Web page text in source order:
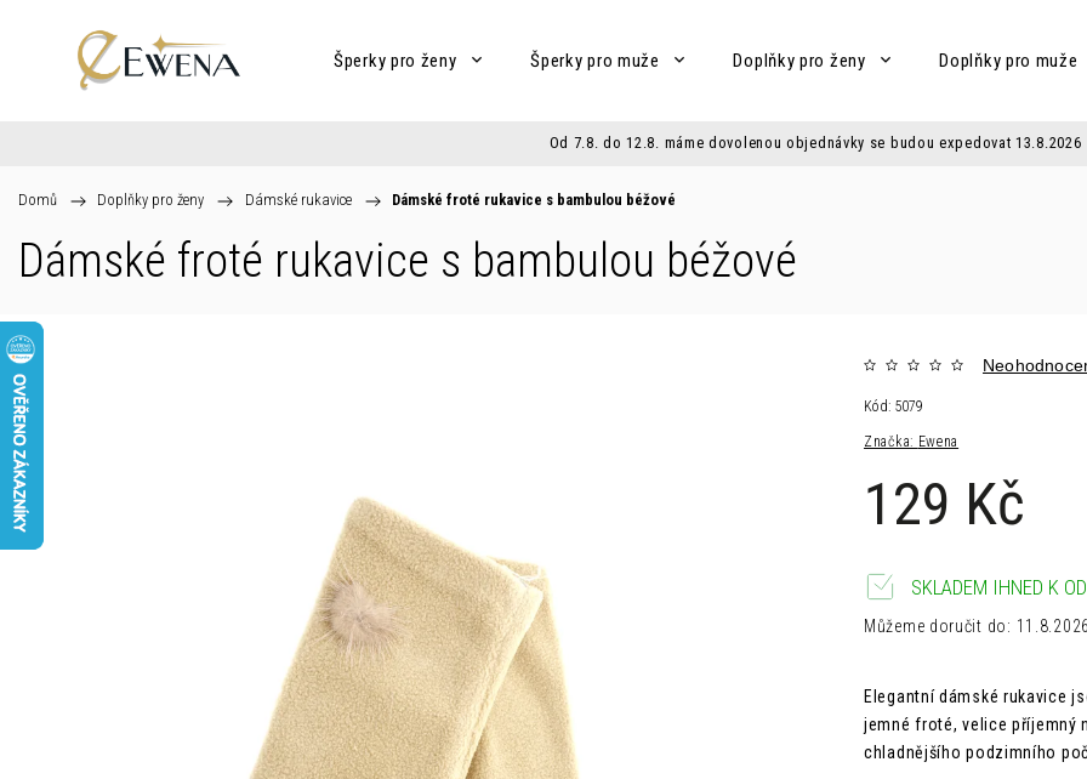
Šperky pro ženy Šperky pro muže Doplňky pro ženy Doplňky pro muže
Od 7.8. do 12.8. máme dovolenou objednávky se budou expedovat 13.8.2026
Domů / Doplňky pro ženy / Dámské rukavice / Dámské froté rukavice s bambulou béžové
Dámské froté rukavice s bambulou béžové
Značka: Ewena
129 Kč
Kód: 5079
Elegantní dámské rukavice
jemné froté, velice příjemný
chladnějšího podzimního
SKLADEM IHNED K
Můžeme doručit do: 11.8.2026